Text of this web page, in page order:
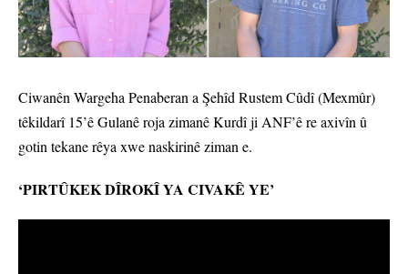
Ciwanên Wargeha Penaberan a Şehîd Rustem Cûdî (Mexmûr)
têkildarî 15’ê Gulanê roja zimanê Kurdî ji ANF’ê re axivîn û
gotin tekane rêya xwe naskirinê ziman e.
‘PIRTÛKEK DÎROKÎ YA CIVAKÊ YE’